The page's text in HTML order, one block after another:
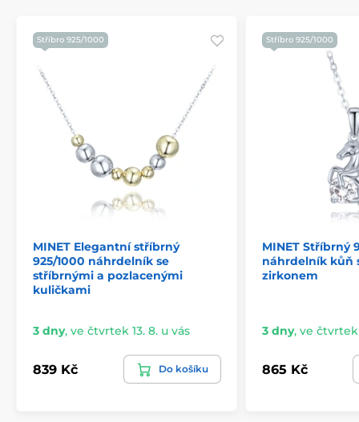
Stříbro 925/1000
MINET Elegantní stříbrný
925/1000 náhrdelník se
stříbrnými a pozlacenými
kuličkami
3 dny, ve čtvrtek 13. 8. u vás
839 Kč Do košíku
Stříbro 925/1000
MINET Stříbrný
náhrdelník kůň
zirkonem
3 dny, ve čtvrtek
865 Kč